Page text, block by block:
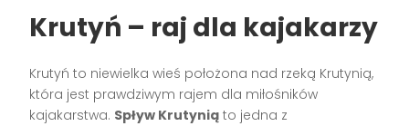
Krutyń – raj dla kajakarzy
Krutyń to niewielka wieś położona nad rzeką Krutynią,
która jest prawdziwym rajem dla miłośników
kajakarstwa. Spływ Krutynią to jedna z